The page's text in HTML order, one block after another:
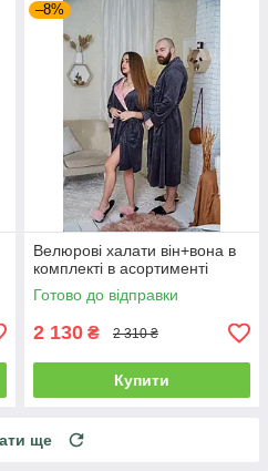
–8%
Велюрові халати він+вона в
комплекті в асортименті
Готово до відправки
2 130 ₴ 2 310 ₴
Купити
ще